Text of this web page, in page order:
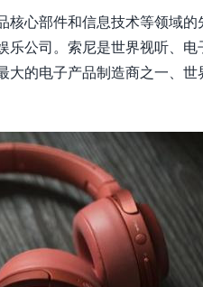
心部件和信息技术等领域的
公司。索尼是世界视听、
的电子产品制造商之一、世